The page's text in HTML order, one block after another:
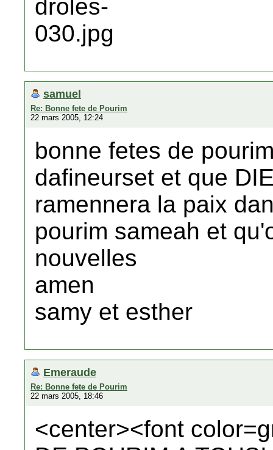
samuel
Re: Bonne fete de Pourim
22 mars 2005, 12:24
bonne fetes de
dafineurset et que
ramennera la paix
pourim sameah et
nouvelles
amen
samy et esther
Emeraude
Re: Bonne fete de Pourim
22 mars 2005, 18:46
<center><font